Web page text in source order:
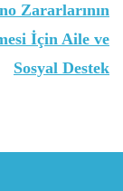
Zararlarının
İçin Aile ve
Sosyal Destek